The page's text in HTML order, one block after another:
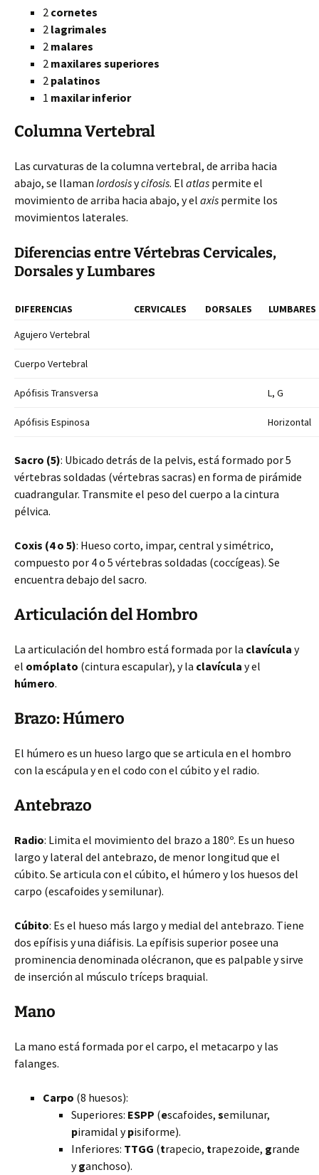
2 cornetes
2 lagrimales
2 malares
2 maxilares superiores
2 palatinos
1 maxilar inferior
Columna Vertebral
Las curvaturas de la columna vertebral, de arriba hacia
abajo, se llaman lordosisycifosis. El atlas permite el
movimiento de arriba hacia abajo, y el axis permite los
movimientos laterales.
Diferencias entre Vértebras Cervicales,
Dorsales y Lumbares
DIFERENCIAS CERVICALES DORSALES
LUMBARES
Agujero Vertebral
Cuerpo Vertebral
Apófisis Transversa L, G
Apófisis Espinosa Horizontal
Sacro (5): Ubicado detrás de la pelvis, está formado por 5
vértebras soldadas (vértebras sacras) en forma de pirámide
cuadrangular. Transmite el peso del cuerpo a la cintura
pélvica.
Coxis (4 o 5): Hueso corto, impar, central y simétrico,
compuesto por 4 o 5 vértebras soldadas (coccígeas). Se
encuentra debajo del sacro.
Articulación del Hombro
La articulación del hombro está formada por la clavícula y
el omóplato (cintura escapular), y la clavícula y el
húmero.
Brazo: Húmero
El húmero es un hueso largo que se articula en el hombro
con la escápula y en el codo con el cúbito y el radio.
Antebrazo
Radio: Limita el movimiento del brazo a 180º. Es un hueso
largo y lateral del antebrazo, de menor longitud que el
cúbito. Se articula con el cúbito, el húmero y los huesos del
carpo (escafoides y semilunar).
Cúbito: Es el hueso más largo y medial del antebrazo. Tiene
dos epífisis y una diáfisis. La epífisis superior posee una
prominencia denominada olécranon, que es palpable y sirve
de inserción al músculo tríceps braquial.
Mano
La mano está formada por el carpo, el metacarpo y las
falanges.
Carpo (8 huesos):
Superiores: ESPP (escafoides, semilunar,
piramidal ypisiforme).
Inferiores: TTGG (trapecio, trapezoide, grande
yganchoso).